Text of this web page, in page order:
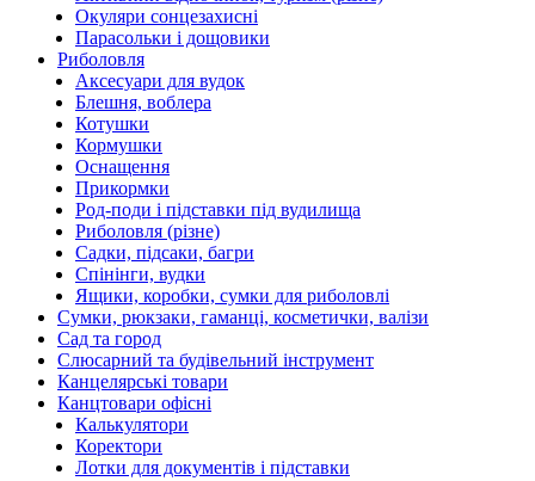
Окуляри сонцезахисні
Парасольки і дощовики
Риболовля
Аксесуари для вудок
Блешня, воблера
Котушки
Кормушки
Оснащення
Прикормки
Род-поди і підставки під вудилища
Риболовля (різне)
Садки, підсаки, багри
Спінінги, вудки
Ящики, коробки, сумки для риболовлі
Сумки, рюкзаки, гаманці, косметички, валізи
Сад та город
Слюсарний та будівельний інструмент
Канцелярські товари
Канцтовари офісні
Калькулятори
Коректори
Лотки для документів і підставки